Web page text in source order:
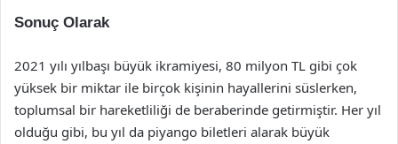
Sonuç Olarak
2021 yılı yılbaşı büyük ikramiyesi, 80 milyon TL gibi çok
yüksek bir miktar ile birçok kişinin hayallerini süslerken,
toplumsal bir hareketliliği de beraberinde getirmiştir. Her yıl
olduğu gibi, bu yıl da piyango biletleri alarak büyük